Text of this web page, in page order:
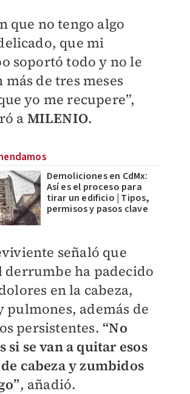
que no tengo algo
que mi
soportó todo y no le
más de tres meses
yo me recupere”,
a MILENIO.
Demoliciones en CdMx:
Así es el proceso para
tirar un edificio | Tipos,
permisos y pasos clave
señaló que
derrumbe ha padecido
en la cabeza,
pulmones, además de
persistentes.“No
si se van a quitar esos
cabeza y zumbidos
, añadió.